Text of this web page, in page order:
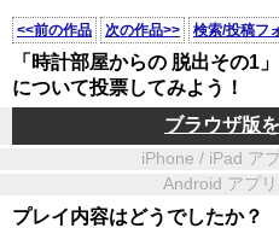
<<前の作品 次の作品>> 検索/投稿フ
「時計部屋からの 脱出その1
について投票してみよう！
ブラウザ版
iPhone / iPad ア
Android アプ
プレイ内容はどうでしたか？